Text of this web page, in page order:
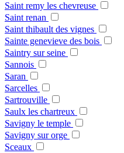
Saint remy les chevreuse
Saint renan
Saint thibault des vignes
Sainte genevieve des bois
Saintry sur seine
Sannois
Saran
Sarcelles
Sartrouville
Saulx les chartreux
Savigny le temple
Savigny sur orge
Sceaux